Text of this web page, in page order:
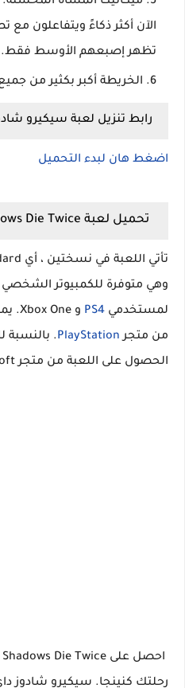
الآن أكثر ذكاءً ويتفاعلون مع
تظهر إصبعهم الأوسط فقط.
الخريطة أكبر بكثير من
رابط تنزيل لعبة سيكيرو شادوز 2020
اضغط هان لبدء التحميل
تحميل لعبة Sekiro Shadows Die Twice للكمبيوتر
لمستخدمي PS4
من متجرPlayStation
الحصول على اللعبة من متجر Microsoft.
رحلتك كنينجا. سيكيرو شادوز